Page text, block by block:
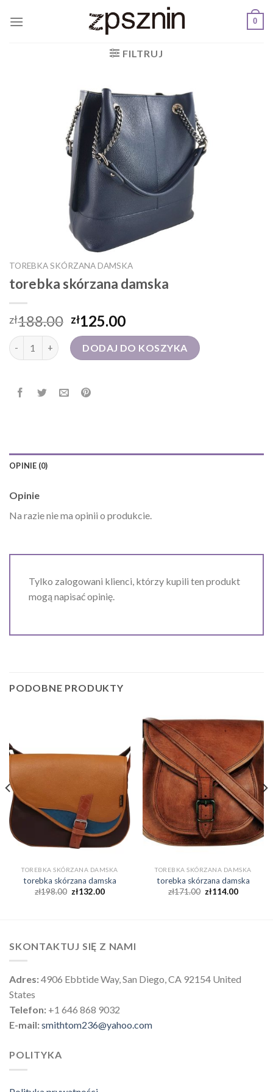
0
FILTRUJ
TOREBKA SKÓRZANA DAMSKA
torebka skórzana damska
zł188.00 zł125.00
ilość torebka skórzana damskaDODAJ DO KOSZYKA
OPINIE (0)
Opinie
Na razie nie ma opinii o produkcie.
Tylko zalogowani klienci, którzy kupili ten produkt
mogą napisać opinię.
PODOBNE PRODUKTY
TOREBKA SKÓRZANA DAMSKA
torebka skórzana damska
zł198.00 zł132.00
TOREBKA SKÓRZANA DAMSKA
torebka skórzana damska
zł171.00 zł114.00
SKONTAKTUJ SIĘ Z NAMI
Adres:4906 Ebbtide Way, San Diego, CA 92154 United
States
Telefon: +1 646 868 9032
E-mail:smithtom236@yahoo.com
POLITYKA